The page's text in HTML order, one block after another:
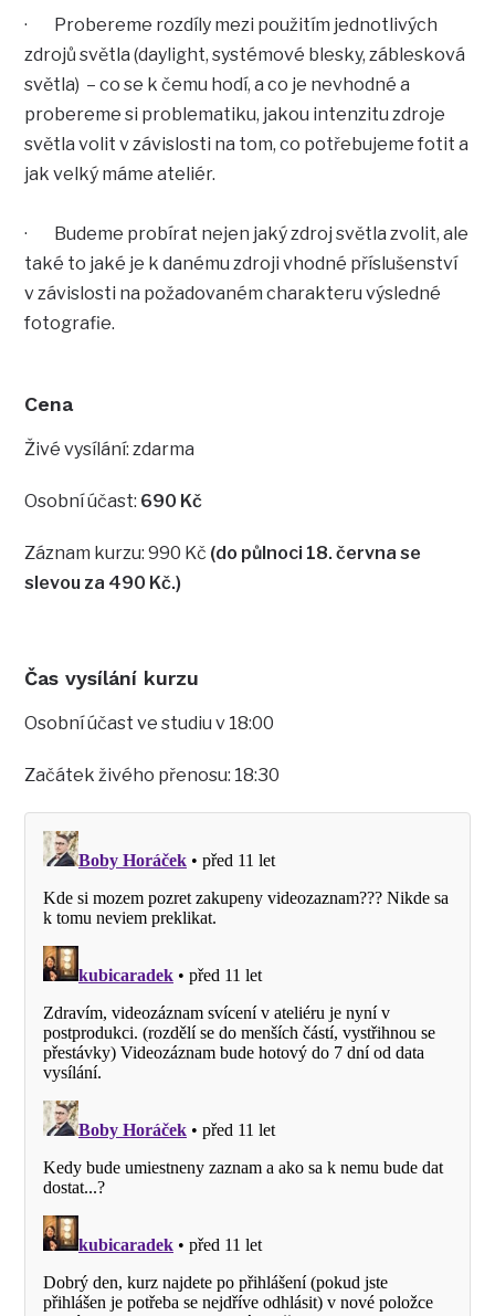
· Probereme rozdíly mezi použitím jednotlivých
zdrojů světla (daylight, systémové blesky, záblesková
světla) – co se k čemu hodí, a co je nevhodné a
probereme si problematiku, jakou intenzitu zdroje
světla volit v závislosti na tom, co potřebujeme fotit a
jak velký máme ateliér.
· Budeme probírat nejen jaký zdroj světla zvolit, ale
také to jaké je k danému zdroji vhodné příslušenství
v závislosti na požadovaném charakteru výsledné
fotografie.
Cena
Živé vysílání: zdarma
Osobní účast: 690 Kč
Záznam kurzu: 990 Kč (do půlnoci 18. června se
slevou za 490 Kč.)
Čas vysílání kurzu
Osobní účast ve studiu v 18:00
Začátek živého přenosu: 18:30